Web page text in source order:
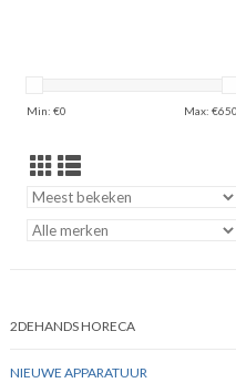
Min: €0 Max: €650
2DEHANDS HORECA
NIEUWE APPARATUUR